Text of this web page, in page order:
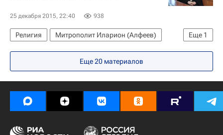
25 декабря 2015, 22:40 938
Еще 1
Религия
Митрополит Иларион (Алфеев)
Россия
Еще 20 материалов